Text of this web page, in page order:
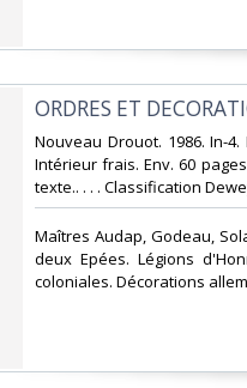
‎ORDRES ET
‎Nouveau Drouot. 1986. In-
Intérieur frais. Env. 60
texte.. . . . Classification
‎Maîtres Audap, Godeau,
deux Epées. Légions
coloniales. Décorations